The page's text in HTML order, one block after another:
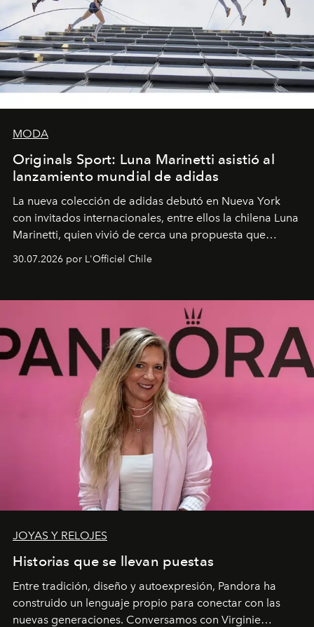
MODA
Originals Sport: Luna Marinetti asistió al
lanzamiento mundial de adidas
La nueva colección de adidas debutó en Nueva York
con invitados internacionales, entre ellos la chilena Luna
Marinetti, quien vivió de cerca una propuesta que
30.07.2026 por L'Officiel Chile
JOYAS Y RELOJES
Historias que se llevan puestas
Entre tradición, diseño y autoexpresión, Pandora ha
construido un lenguaje propio para conectar con las
nuevas generaciones. Conversamos con Virginie